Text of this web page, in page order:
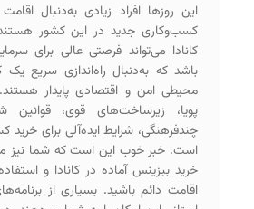
این روزها افراد زیادی به‌دنبال
کسب‌وکاری جدید در این کشور
کانادا می‌تواند فرصتی عالی برای
باشد که به‌دنبال راه‌اندازی سریع
محیطی امن و اقتصادی پایدار هستند.
پویا، زیرساخت‌های قوی،
چندفرهنگی، شرایط ایده‌آلی برای خرید
است. خبر خوب این است که شما نیز
خرید بیزینس آماده در کانادا و
اقامت دائم باشید. بسیاری از